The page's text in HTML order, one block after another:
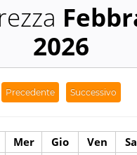
2026
Precedente Successivo
Mer Gio Ven